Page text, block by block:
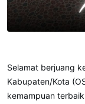
Selamat berjuang
Kabupaten/Kota
kemampuan